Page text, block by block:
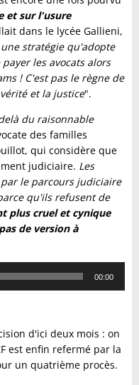
et sur l'usure
dans le lycée Gallieni,
une stratégie qu'adopte
les avocats alors
! C'est pas le règne de
et la justice".
du raisonnable
des familles
qui considère que
judiciaire. Les
le parcours judiciaire
qu'ils refusent de
plus cruel et cynique
de version à
00:00
d'ici deux mois : on
est enfin refermé par la
un quatrième procès.